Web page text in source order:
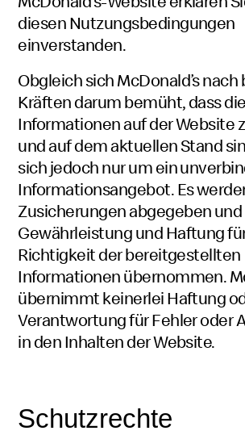
diesen Nutzungsbedingungen
einverstanden.
Obgleich sich McDonald’s nach
Kräften darum bemüht, dass die
Informationen auf der Website
und auf dem aktuellen Stand
sich jedoch nur um ein
Informationsangebot. Es
Zusicherungen abgegeben
Gewährleistung und Haftung
Richtigkeit der bereitgestellten
Informationen übernommen.
übernimmt keinerlei Haftung
Verantwortung für Fehler oder
in den Inhalten der Website.
Schutzrechte